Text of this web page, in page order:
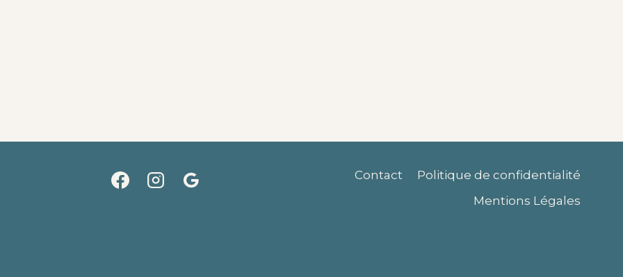
Contact
Politique de confidentialité
Mentions Légales